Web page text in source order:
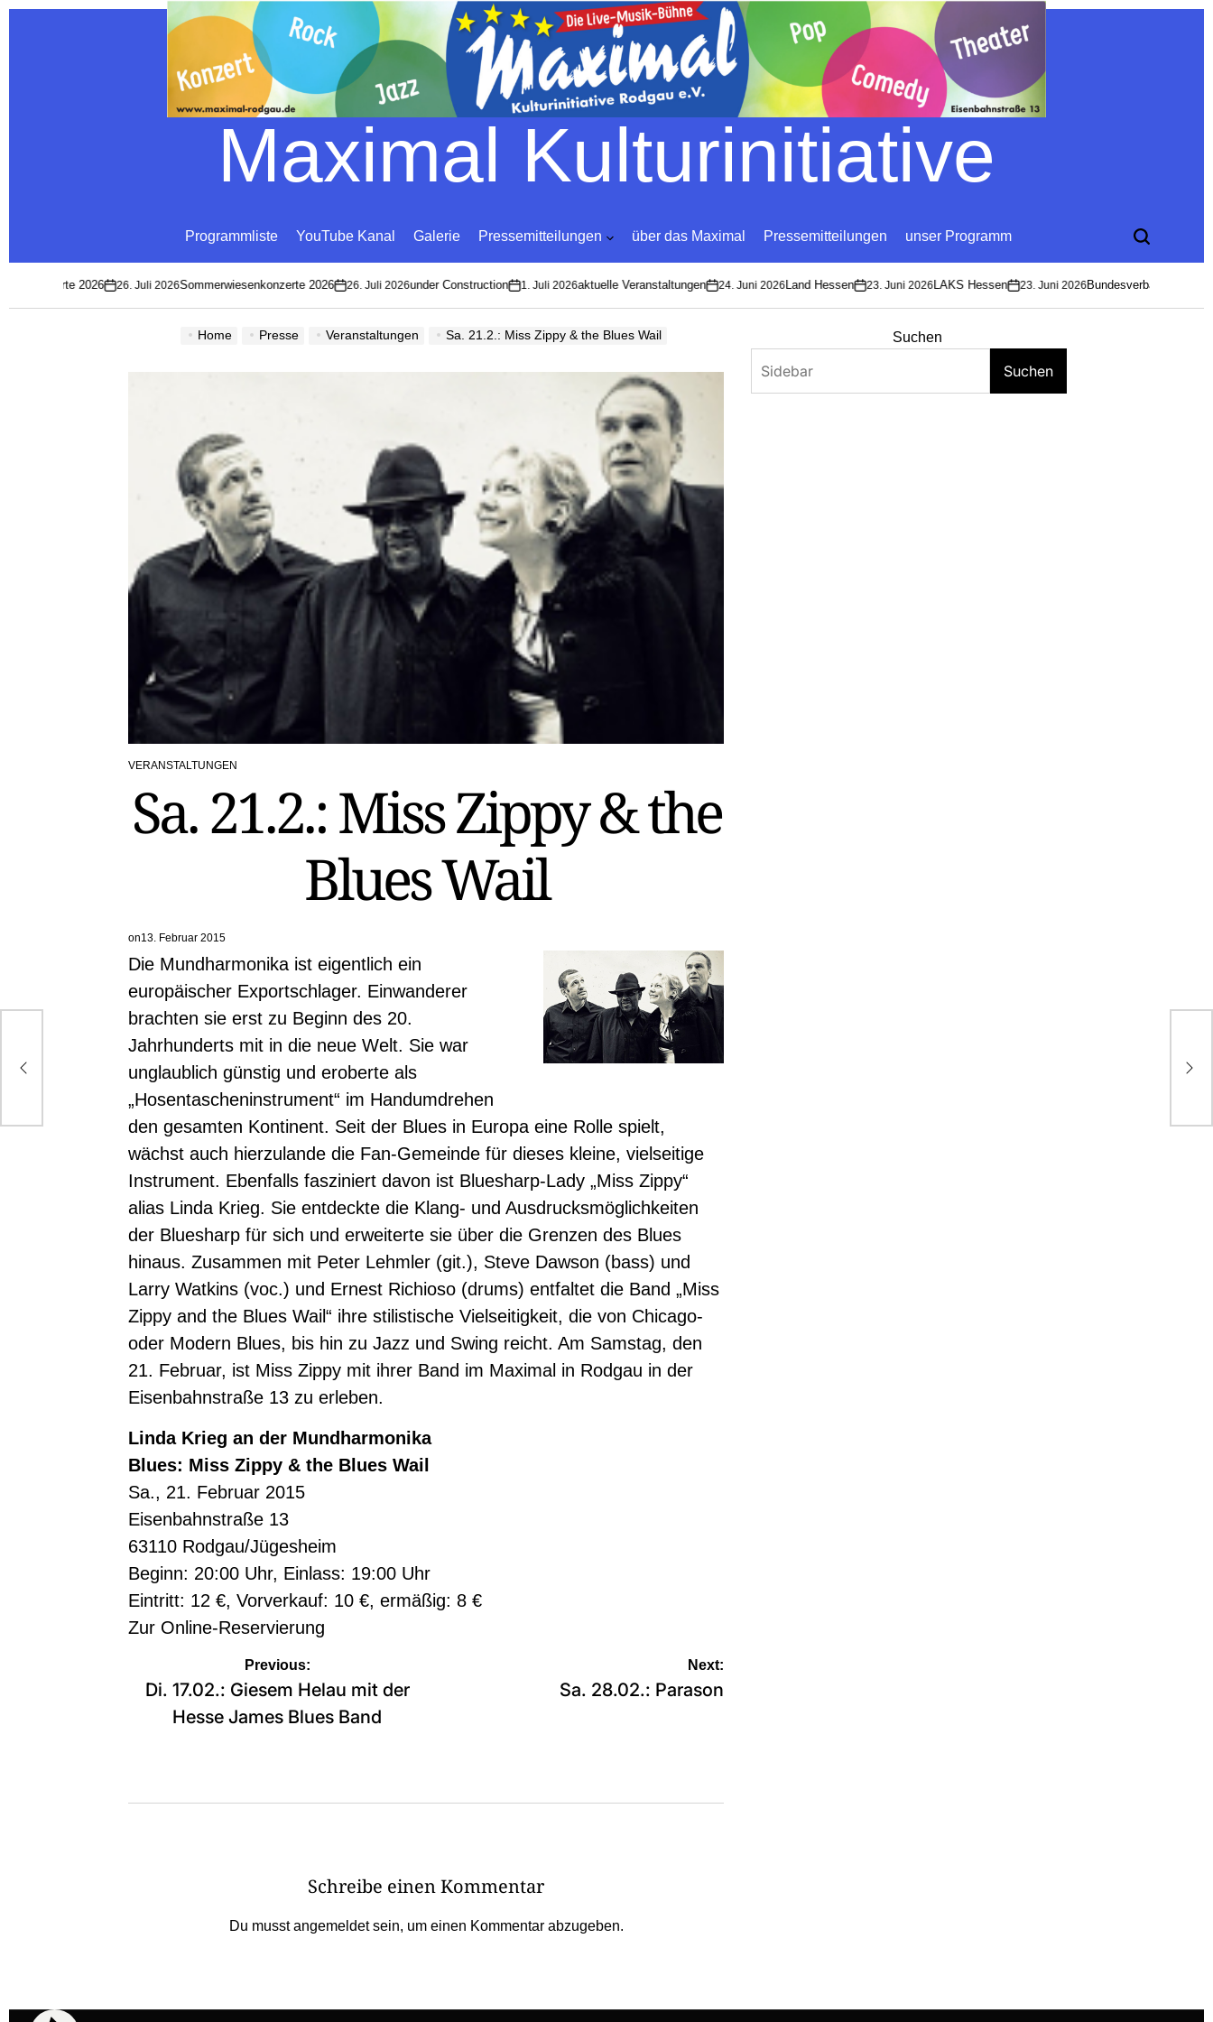
Skip
to
content
Maximal Kulturinitiative
Programmliste YouTube Kanal Galerie Pressemitteilungen über das Maximal Pressemitteilungen unser Programm
2026on
26. Juli 2026Sommerwiesenkonzerte 2026on
26. Juli 2026under Constructionon
1. Juli 2026aktuelle Veranstaltungenon
24. Juni 2026Land Hessenon
23. Juni 2026LAKS Hessenon
23. Juni 2026Bundesverband
Home Presse Veranstaltungen Sa. 21.2.: Miss Zippy & the Blues Wail
POSTED
VERANSTALTUNGEN
Sa. 21.2.: Miss Zippy & the
Blues Wail
on13. Februar 2015
Die Mundharmonika ist eigentlich ein
europäischer Exportschlager. Einwanderer
brachten sie erst zu Beginn des 20.
Jahrhunderts mit in die neue Welt. Sie war
unglaublich günstig und eroberte als
„Hosentascheninstrument“ im Handumdrehen
den gesamten Kontinent. Seit der Blues in Europa eine Rolle spielt,
wächst auch hierzulande die Fan-Gemeinde für dieses kleine, vielseitige
Instrument. Ebenfalls fasziniert davon ist Bluesharp-Lady „Miss Zippy“
alias Linda Krieg. Sie entdeckte die Klang- und Ausdrucksmöglichkeiten
der Bluesharp für sich und erweiterte sie über die Grenzen des Blues
hinaus. Zusammen mit Peter Lehmler (git.), Steve Dawson (bass) und
Larry Watkins (voc.) und Ernest Richioso (drums) entfaltet die Band „Miss
Zippy and the Blues Wail“ ihre stilistische Vielseitigkeit, die von Chicago-
oder Modern Blues, bis hin zu Jazz und Swing reicht. Am Samstag, den
21. Februar, ist Miss Zippy mit ihrer Band im Maximal in Rodgau in der
Eisenbahnstraße 13 zu erleben.
Linda Krieg an der Mundharmonika
Blues: Miss Zippy & the Blues Wail
Sa., 21. Februar 2015
Eisenbahnstraße 13
63110 Rodgau/Jügesheim
Beginn: 20:00 Uhr, Einlass: 19:00 Uhr
Eintritt: 12 €, Vorverkauf: 10 €, ermäßig: 8 €
Zur Online-Reservierung
Beitragsnavigation
Previous:
Di. 17.02.: Giesem Helau mit der
Hesse James Blues Band
Next:
Sa. 28.02.: Parason
Schreibe einen Kommentar
Du musstangemeldetsein, um einen Kommentar abzugeben.
Suchen
Suchen